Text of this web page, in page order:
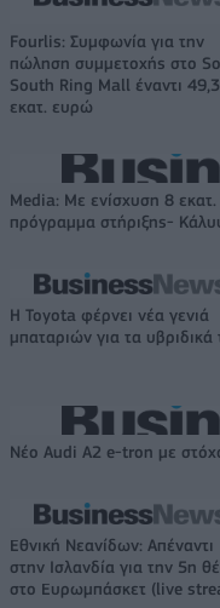
Fourlis: Συμφωνία για την
πώληση συμμετοχής στο
South Ring Mall έναντι
εκατ. ευρώ
Media: Με ενίσχυση 8 εκατ.
πρόγραμμα στήριξης-
Η Toyota φέρνει νέα γενιά
μπαταριών για τα υβριδικά
Νέο Audi A2 e-tron με
Εθνική Νεανίδων: Απέναντι
στην Ισλανδία για την 5η
στο Ευρωμπάσκετ (live